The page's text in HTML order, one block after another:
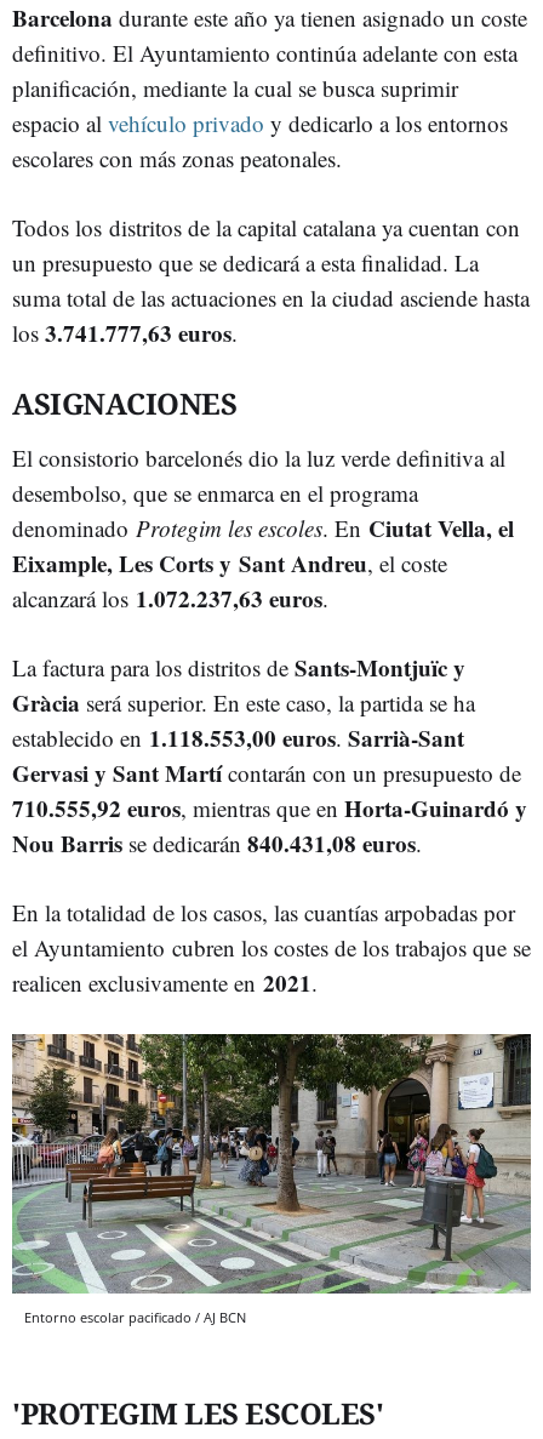
Barcelona durante este año ya tienen asignado un coste
definitivo. El Ayuntamiento continúa adelante con esta
planificación, mediante la cual se busca suprimir
espacio al vehículo privado y dedicarlo a los entornos
escolares con más zonas peatonales.
Todos los distritos de la capital catalana ya cuentan con
un presupuesto que se dedicará a esta finalidad. La
suma total de las actuaciones en la ciudad asciende hasta
los 3.741.777,63 euros.
ASIGNACIONES
El consistorio barcelonés dio la luz verde definitiva al
desembolso, que se enmarca en el programa
denominado Protegim les escoles. En Ciutat Vella, el
Eixample, Les Corts y Sant Andreu, el coste
alcanzará los 1.072.237,63 euros.
La factura para los distritos de Sants-Montjuïc y
Gràcia será superior. En este caso, la partida se ha
establecido en 1.118.553,00 euros. Sarrià-Sant
Gervasi y Sant Martícontarán con un presupuesto de
710.555,92 euros, mientras que en Horta-Guinardó y
Nou Barris se dedicarán 840.431,08 euros.
En la totalidad de los casos, las cuantías arpobadas por
el Ayuntamiento cubren los costes de los trabajos que se
realicen exclusivamente en 2021.
Entorno escolar pacificado / AJ BCN
'PROTEGIM LES ESCOLES'